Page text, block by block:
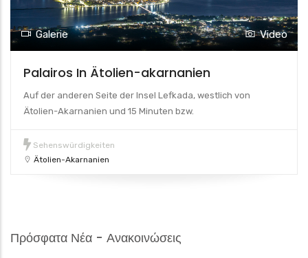
Galerie Video
Palairos In Ätolien-akarnanien
Auf der anderen Seite der Insel Lefkada, westlich von
Ätolien-Akarnanien und 15 Minuten bzw.
Sehenswürdigkeiten
Ätolien-Akarnanien
Πρόσφατα Νέα - Ανακοινώσεις